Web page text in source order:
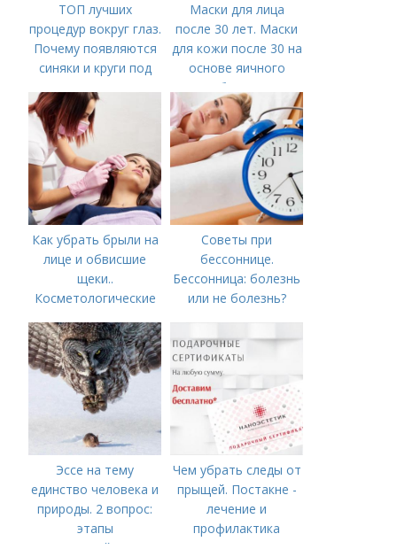
ТОП лучших
процедур вокруг глаз.
Почему появляются
синяки и круги под
Маски для лица
после 30 лет. Маски
для кожи после 30 на
основе яичного
белка
Как убрать брыли на
лице и обвисшие
щеки..
Косметологические
Советы при
бессоннице.
Бессонница: болезнь
или не болезнь?
Эссе на тему
единство человека и
природы. 2 вопрос:
этапы
взаимодействия
Чем убрать следы от
прыщей. Постакне -
лечение и
профилактика